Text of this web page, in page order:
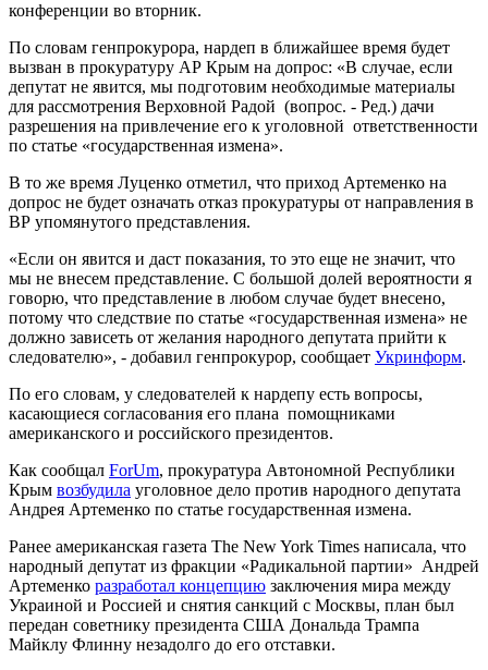
конференции во вторник.
По словам генпрокурора, нардеп в ближайшее время будет
вызван в прокуратуру АР Крым на допрос: «В случае, если
депутат не явится, мы подготовим необходимые материалы
для рассмотрения Верховной Радой (вопрос. - Ред.) дачи
разрешения на привлечение его к уголовной ответственности
по статье «государственная измена».
В то же время Луценко отметил, что приход Артеменко на
допрос не будет означать отказ прокуратуры от направления в
ВР упомянутого представления.
«Если он явится и даст показания, то это еще не значит, что
мы не внесем представление. С большой долей вероятности я
говорю, что представление в любом случае будет внесено,
потому что следствие по статье «государственная измена» не
должно зависеть от желания народного депутата прийти к
следователю», - добавил генпрокурор, сообщает Укринформ.
По его словам, у следователей к нардепу есть вопросы,
касающиеся согласования его плана помощниками
американского и российского президентов.
Как сообщал ForUm, прокуратура Автономной Республики
Крым возбудила уголовное дело против народного депутата
Андрея Артеменко по статье государственная измена.
Ранее американская газета The New York Times написала, что
народный депутат из фракции «Радикальной партии» Андрей
Артеменко разработал концепцию заключения мира между
Украиной и Россией и снятия санкций с Москвы, план был
передан советнику президента США Дональда Трампа
Майклу Флинну незадолго до его отставки.